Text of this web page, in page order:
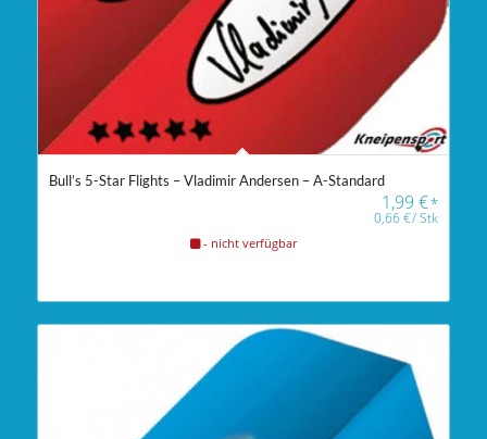
Bull’s 5-Star Flights – Vladimir Andersen – A-Standard
1,99€*
0,66€/Stk
- nicht verfügbar